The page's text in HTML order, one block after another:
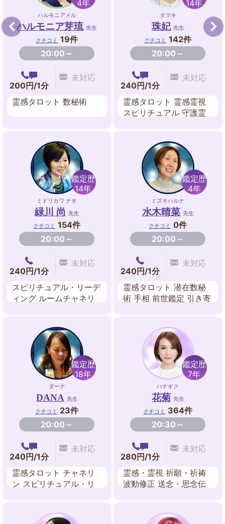
4年
ハルモニアメル
ハルモニア芽琉 先生
クチコミ
19件
20:00～
200円/1分
未対応
霊感タロット 数秘術
14年
タマキ
珠妃 先生
クチコミ
142件
20:00～
240円/1分
未対応
霊感タロット 霊感霊視
スピリチュアル 守護霊
鑑定歴
14年
ミドリカワ ナオ
緑川 尚 先生
クチコミ
154件
20:00～
240円/1分
未対応
スピリチュアル・リーデ
ィング ルームチャネリ
鑑定歴
4年
ミズキハルナ
水木晴菜 先生
クチコミ
0件
20:00～
240円/1分
未対応
霊感タロット 潜在数秘
術 手相 前世鑑定 引き寄
鑑定歴
18年
ダーナ
DANA 先生
クチコミ
23件
20:00～
240円/1分
未対応
霊感タロット チャネリ
ン スピリチュアル・リ
鑑定歴
7年
ハナギク
花菊 先生
クチコミ
364件
20:30～
280円/1分
未対応
霊感・霊視 祈願・祈祷
波動修正 送念・思念伝